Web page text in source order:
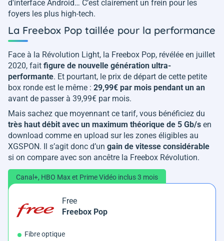
d'interface Android… C’est clairement un frein pour les
foyers les plus high-tech.
La Freebox Pop taillée pour la performance
Face à la Révolution Light, la Freebox Pop, révélée en juillet
2020, fait figure de nouvelle génération ultra-
performante. Et pourtant, le prix de départ de cette petite
box ronde est le même : 29,99€ par mois pendant un an
avant de passer à 39,99€ par mois.
Mais sachez que moyennant ce tarif, vous bénéficiez du
très haut débit avec un maximum théorique de 5 Gb/s en
download comme en upload sur les zones éligibles au
XGSPON. Il s’agit donc d’un gain de vitesse considérable
si on compare avec son ancêtre la Freebox Révolution.
Canal+, HBO Max et Prime Vidéo inclus 3 mois
Free
Freebox Pop
Fibre optique